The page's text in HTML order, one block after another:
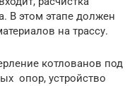
В этом этапе должен
на трассу.
котлованов под
опор, устройство